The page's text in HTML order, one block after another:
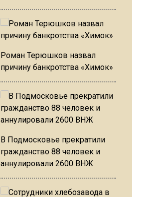
Роман Терюшков назвал
причину банкротства «Химок»
В Подмосковье прекратили
гражданство 88 человек и
аннулировали 2600 ВНЖ